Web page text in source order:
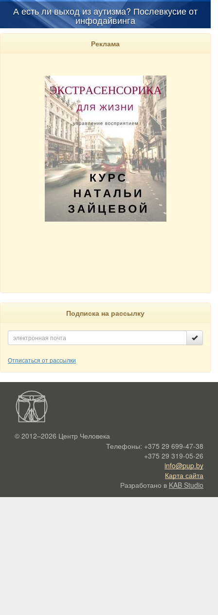
А есть ли выход из аутизма? Послевкусие от
инфодайвинга
Реклама
Подписка на рассылку
Отписаться от рассылки
© 2012–2026 Центр Человека
Телефоны: +375 29 699-47-38
+375 29 319-05-26
info@pup.by
Карта сайта
Разработано в KAB Studio